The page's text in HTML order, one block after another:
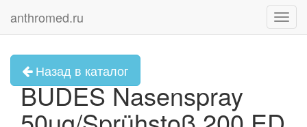
anthromed.ru
Назад в каталог
BUDES Nasenspray